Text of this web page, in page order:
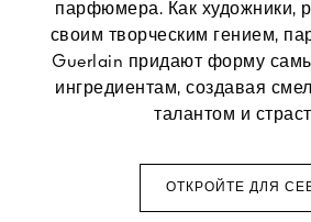
парфюмера. Как художники,
своим творческим гением,
Guerlain придают форму
ингредиентам, создавая
талантом и
ОТКРОЙТЕ ДЛЯ